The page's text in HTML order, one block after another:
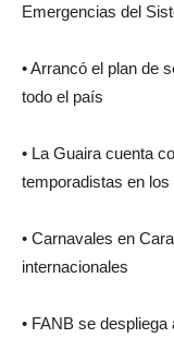
Emergencias del
• Arrancó el plan de
todo el país
• La Guaira cuenta
temporadistas en
• Carnavales en
internacionales
• FANB se